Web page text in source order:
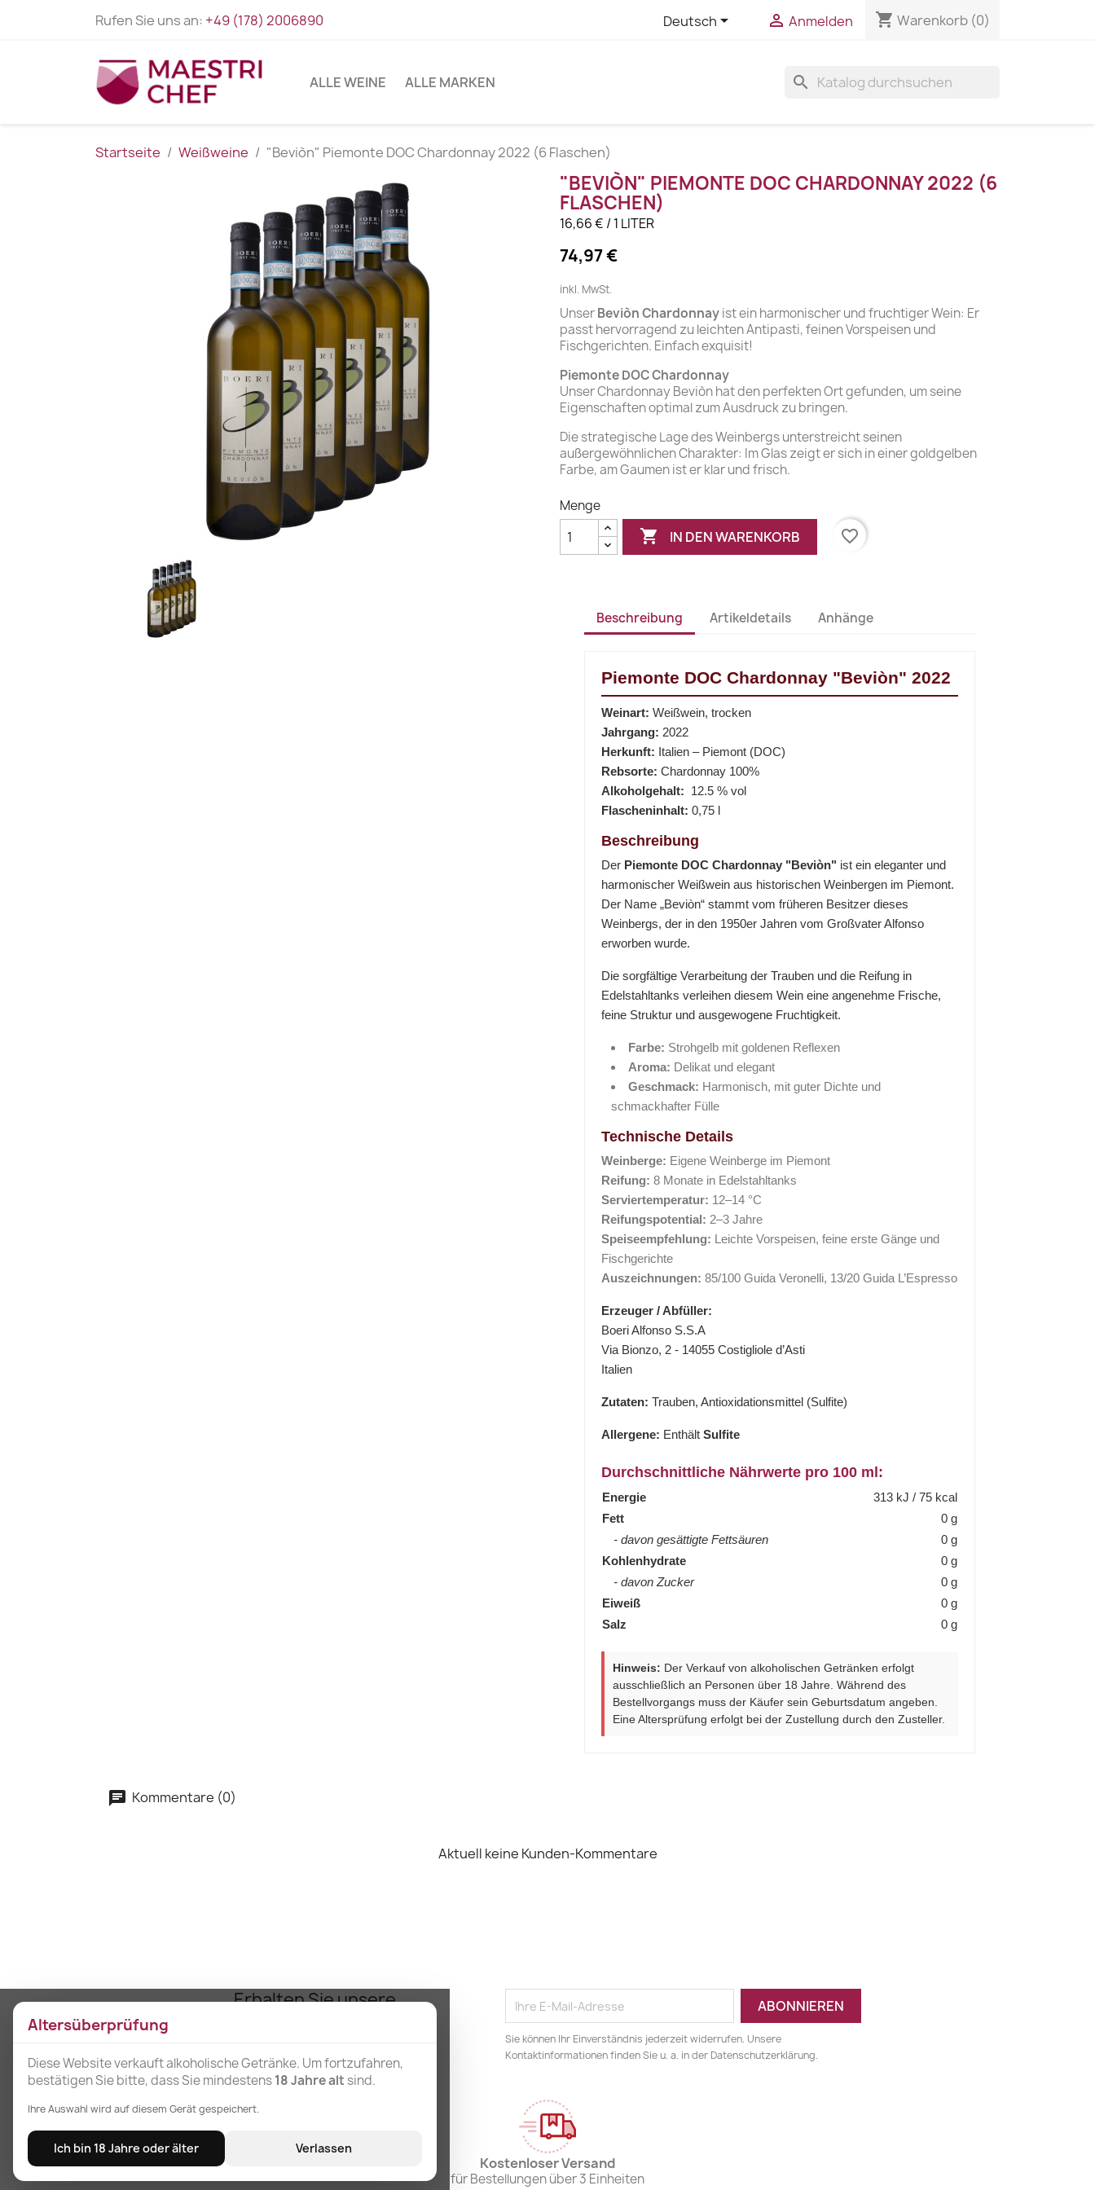
Rufen Sie uns an: +49 (178) 2006890 Deutsch  Anmelden shopping_cart Warenkorb (0)
ALLE WEINE ALLE MARKEN search
Startseite Weißweine "Beviòn" Piemonte DOC Chardonnay 2022 (6 Flaschen)
"BEVIÒN" PIEMONTE DOC CHARDONNAY 2022 (6
FLASCHEN)
16,66 € / 1 LITER
74,97 €
inkl. MwSt.
UnserBeviòn Chardonnayist ein harmonischer und fruchtiger Wein: Er
passt hervorragend zu leichten Antipasti, feinen Vorspeisen und
Fischgerichten. Einfach exquisit!
Piemonte DOC Chardonnay
Unser Chardonnay Beviòn hat den perfekten Ort gefunden, um seine
Eigenschaften optimal zum Ausdruck zu bringen.
Die strategische Lage des Weinbergs unterstreicht seinen
außergewöhnlichen Charakter: Im Glas zeigt er sich in einer goldgelben
Farbe, am Gaumen ist er klar und frisch.
Menge
 IN DEN WARENKORB favorite_border
Beschreibung Artikeldetails Anhänge
Piemonte DOC Chardonnay "Beviòn" 2022
Weinart: Weißwein, trocken
Jahrgang: 2022
Herkunft: Italien – Piemont (DOC)
Rebsorte: Chardonnay 100%
Alkoholgehalt: 12.5 % vol
Flascheninhalt: 0,75 l
Beschreibung
Der Piemonte DOC Chardonnay "Beviòn" ist ein eleganter und
harmonischer Weißwein aus historischen Weinbergen im Piemont.
Der Name „Beviòn“ stammt vom früheren Besitzer dieses
Weinbergs, der in den 1950er Jahren vom Großvater Alfonso
erworben wurde.
Die sorgfältige Verarbeitung der Trauben und die Reifung in
Edelstahltanks verleihen diesem Wein eine angenehme Frische,
feine Struktur und ausgewogene Fruchtigkeit.
Farbe: Strohgelb mit goldenen Reflexen
Aroma: Delikat und elegant
Geschmack: Harmonisch, mit guter Dichte und
schmackhafter Fülle
Technische Details
Weinberge: Eigene Weinberge im Piemont
Reifung: 8 Monate in Edelstahltanks
Serviertemperatur: 12–14 °C
Reifungspotential: 2–3 Jahre
Speiseempfehlung: Leichte Vorspeisen, feine erste Gänge und
Fischgerichte
Auszeichnungen: 85/100 Guida Veronelli, 13/20 Guida L’Espresso
Erzeuger / Abfüller:
Boeri Alfonso S.S.A
Via Bionzo, 2 - 14055 Costigliole d’Asti
Italien
Zutaten: Trauben, Antioxidationsmittel (Sulfite)
Allergene: Enthält Sulfite
Durchschnittliche Nährwerte pro 100 ml:
Energie
313 kJ / 75 kcal
Fett
0 g
- davon gesättigte Fettsäuren
0 g
Kohlenhydrate
0 g
- davon Zucker
0 g
Eiweiß
0 g
Salz
0 g
Hinweis: Der Verkauf von alkoholischen Getränken erfolgt
ausschließlich an Personen über 18 Jahre. Während des
Bestellvorgangs muss der Käufer sein Geburtsdatum angeben.
Eine Altersprüfung erfolgt bei der Zustellung durch den Zusteller.
Kommentare (0)
Aktuell keine Kunden-Kommentare
Altersüberprüfung
Diese Website verkauft alkoholische Getränke. Um fortzufahren,
bestätigen Sie bitte, dass Sie mindestens18 Jahre alt sind.
Ihre Auswahl wird auf diesem Gerät gespeichert.
Ich bin 18 Jahre oder älter Verlassen
Erhalten Sie unsere
Sie können Ihr Einverständnis jederzeit widerrufen. Unsere
Kontaktinformationen finden Sie u. a. in der Datenschutzerklärung.
Kostenloser Versand
für Bestellungen über 3 Einheiten